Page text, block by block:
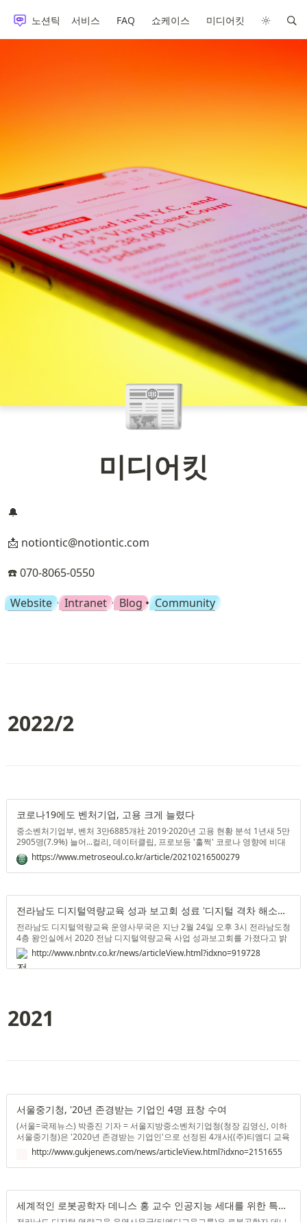
노션틱 서비스 FAQ 쇼케이스 미디어킷
📰
미디어킷
🔔
📩 notiontic@notiontic.com
☎️ 070-8065-0550
Website • Intranet • Blog • Community
2022/2
코로나19에도 벤처기업, 고용 크게 늘렸다
중소벤처기업부, 벤처 3만6885개社 2019·2020년 고용 현황 분석 1년새 5만
2905명(7.9%) 늘어...컬리, 데이터클립, 프로보등 '훌쩍' 코로나 영향에 비대
면 벤처, 1년새 15.5% 늘어...고용 창출 '월등' 권칠승 "벤처·스타트업, 일자리
창출 적극 지원해 경제 회복 주역" '새벽배송'으로 잘 알려진 마켓컬리를 운
영하는 ㈜컬리는 지난해에만 688명을 새로 고용한 것으로 나타났다. 컬리는
다.
https://www.metroseoul.co.kr/article/20210216500279
전라남도 디지털역량교육 성과 보고회 성료 '디지털 격차 해소를 위한 포용'
전라남도 디지털역량교육 운영사무국은 지난 2월 24일 오후 3시 전라남도청
4층 왕인실에서 2020 전남 디지털역량교육 사업 성과보고회를 가졌다고 밝
혔다.보고회는 사업에 참여한 340여 명의 강사, 서포터즈와 전라남도 기초
지자체 담당자들과 함께 할 수 있도록 줌을 통해 라이브로 방송하는 온라인
비대면 행사(실시간 생중계 형태)로 진행됐으며, 주최기관인 한국지능정보
http://www.nbntv.co.kr/news/articleView.html?idxno=919728
2021
서울중기청, '20년 존경받는 기업인 4명 표창 수여
(서울=국제뉴스) 박종진 기자 = 서울지방중소벤처기업청(청장 김영신, 이하
서울중기청)은 '2020년 존경받는 기업인'으로 선정된 4개사((주)티엠디 교육
그룹, 호스트세터(주), (주)스틸리언, (주)오버맨)를 각각 방문해 표창장 및 트
로피를 수여했다고 27일 밝혔다.'존경받는 기업인'은 근로자와 함께 성장하
는 사람 중심의 기업경영을 적극 실천하는 모범 중소 기업인으로, 중소벤처
48명을 선정했다.고봉익 ㈜티엠디교육그룹 대표는 팀별 목표 달성시 연봉의
8.
http://www.gukjenews.com/news/articleView.html?idxno=2151655
세계적인 로봇공학자 데니스 홍 교수 인공지능 세대를 위한 특별강연
전라남도 디지털 역량교육 운영사무국(티엠디교육그룹)은 로봇공학자 데니